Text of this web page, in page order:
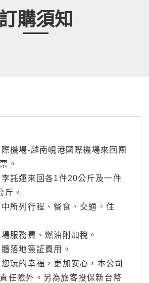
購須知
機場-越南峴港國際機場來回團
。
託運來回各1件20公斤及一件
斤。
所列行程、餐食、交通、住
服務費、燃油附加稅。
落地簽証費用。
玩的幸福，更加安心，本公司
任險外。另為旅客投保新台幣